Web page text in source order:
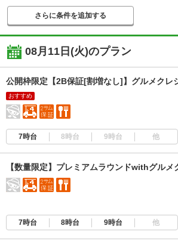
さらに条件を追加する
08月11日(火)のプラン
公開枠限定【2B保証[割増なし]】グルメクレ
おすすめ
7時台 8時台 9時台 他
【数量限定】プレミアムラウンドwithグル
7時台 8時台 9時台 他